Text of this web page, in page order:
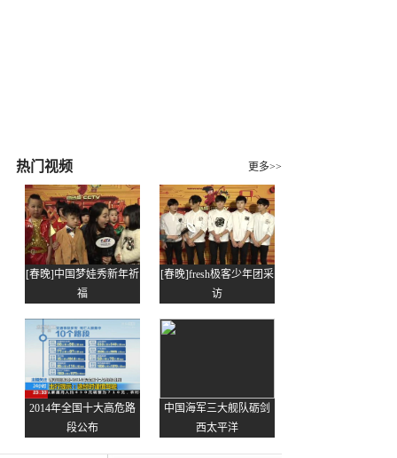
热门视频 更多>>
[春晚]中国梦娃秀新年祈
福
[春晚]fresh极客少年团采
访
2014年全国十大高危路
段公布
中国海军三大舰队砺剑
西太平洋